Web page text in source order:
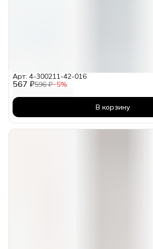
567 ₽596 ₽−5%
Арт: 4-300211-42-016
В корзину